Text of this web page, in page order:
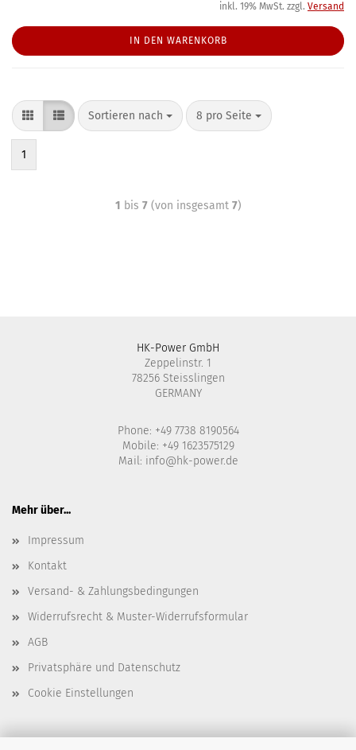
inkl. 19% MwSt. zzgl. Versand
IN DEN WARENKORB
Sortieren nach 8 pro Seite
1
1 bis 7(von insgesamt 7)
HK-Power GmbH
Zeppelinstr. 1
78256 Steisslingen
GERMANY
Phone: +49 7738 8190564
Mobile: +49 1623575129
Mail: info@hk-power.de
Mehr über...
Impressum
Kontakt
Versand- & Zahlungsbedingungen
Widerrufsrecht & Muster-Widerrufsformular
AGB
Privatsphäre und Datenschutz
Cookie Einstellungen